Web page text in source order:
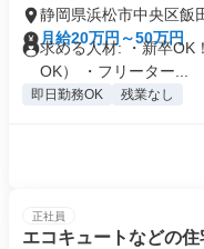
静岡県浜松市中央区飯
月給20万円～50万円
求める人材: ・新卒OK
OK） ・フリーター...
即日勤務OK 残業なし
正社員
エコキュートなどの